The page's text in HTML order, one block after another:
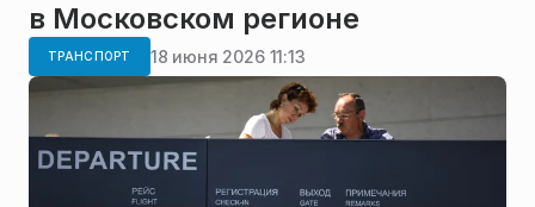
в Московском регионе
ТРАНСПОРТ 18 июня 2026 11:13